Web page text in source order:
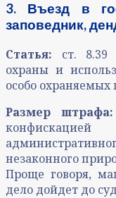
3. Въезд в
заповедник,
Статья: ст.
охраны и
особо
Размер штрафа:
незаконного
Проще говоря,
дело дойдет до